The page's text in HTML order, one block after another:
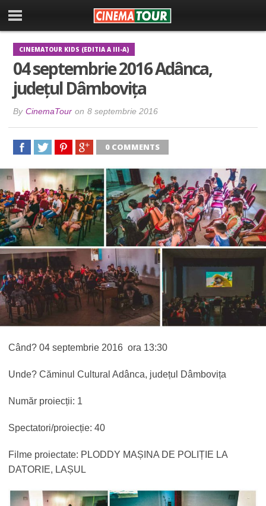
CINEMATOUR KIDS (EDITIA A III-A)
04 septembrie 2016 Adânca,
județul Dâmbovița
By CinemaTour on 8 septembrie 2016
0 COMMENTS
Când? 04 septembrie 2016 ora 13:30
Unde? Căminul Cultural Adânca, județul Dâmbovița
Număr proiecții: 1
Spectatori/proiecție: 40
Filme proiectate: PLODDY MAȘINA DE POLIȚIE LA
DATORIE, LAȘUL